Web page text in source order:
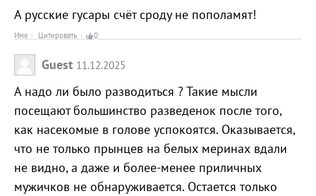
А русские гусары счёт сроду не пополамят!
Имя Цитировать 0
Guest 11.12.2025
А надо ли было разводиться ? Такие мысли
посещают большинство разведенок после того,
как насекомые в голове успокоятся. Оказывается,
что не только прынцев на белых меринах вдали
не видно, а даже и более-менее приличных
мужичков не обнаруживается. Остается только